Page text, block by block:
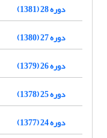
دوره 28 (1381)
دوره 27 (1380)
دوره 26 (1379)
دوره 25 (1378)
دوره 24 (1377)